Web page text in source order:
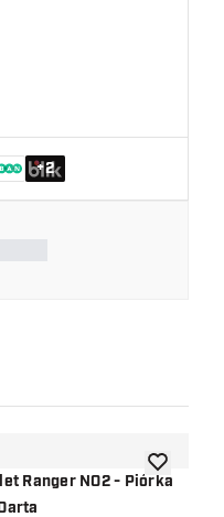
+2
Ranger NO2 - Piórkadodaj do